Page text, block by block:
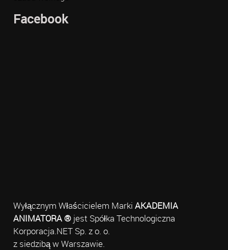
Facebook
Wyłącznym Właścicielem Marki AKADEMIA
ANIMATORA ®jest Spółka Technologiczna
Korporacja.NET Sp. z o. o.
z siedzibą w Warszawie.